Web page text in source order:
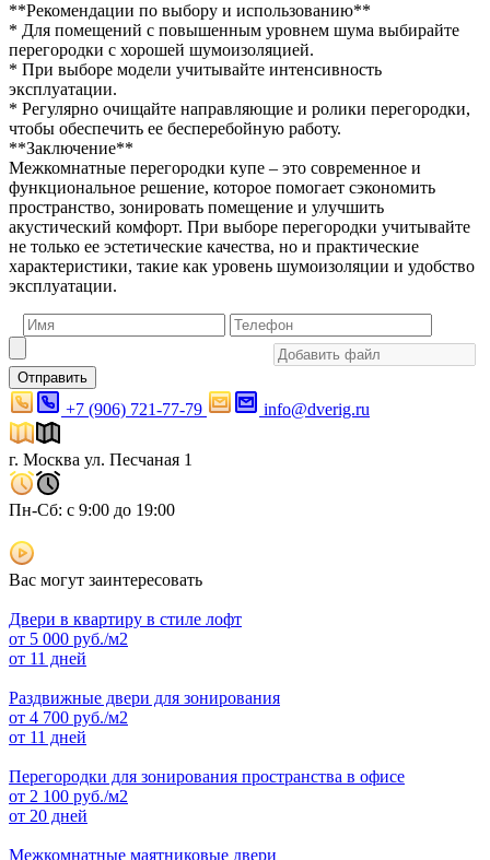
**Рекомендации по выбору и использованию**
* Для помещений с повышенным уровнем шума выбирайте
перегородки с хорошей шумоизоляцией.
* При выборе модели учитывайте интенсивность
эксплуатации.
* Регулярно очищайте направляющие и ролики перегородки,
чтобы обеспечить ее бесперебойную работу.
**Заключение**
Межкомнатные перегородки купе – это современное и
функциональное решение, которое помогает сэкономить
пространство, зонировать помещение и улучшить
акустический комфорт. При выборе перегородки учитывайте
не только ее эстетические качества, но и практические
характеристики, такие как уровень шумоизоляции и удобство
эксплуатации.
Отправить
+7 (906) 721-77-79 info@dverig.ru
г. Москва ул. Песчаная 1
Пн-Сб: с 9:00 до 19:00
Вас могут заинтересовать
Двери в квартиру в стиле лофт
от 5 000 руб./м2
от 11 дней
Раздвижные двери для зонирования
от 4 700 руб./м2
от 11 дней
Перегородки для зонирования пространства в офисе
от 2 100 руб./м2
от 20 дней
Межкомнатные маятниковые двери